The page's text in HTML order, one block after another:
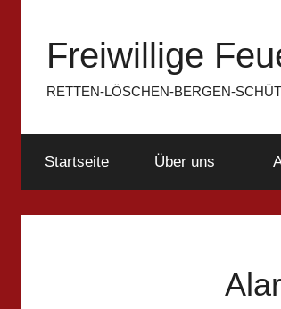
springen
Freiwillige
RETTEN-LÖSCHEN-BERGEN-
Startseite Über uns